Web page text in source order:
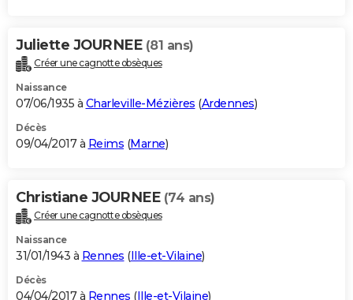
Juliette JOURNEE (81 ans)
Créer une cagnotte obsèques
Naissance
07/06/1935 à Charleville-Mézières (Ardennes)
Décès
09/04/2017 à Reims (Marne)
Christiane JOURNEE (74 ans)
Créer une cagnotte obsèques
Naissance
31/01/1943 à Rennes (Ille-et-Vilaine)
Décès
04/04/2017 à Rennes (Ille-et-Vilaine)